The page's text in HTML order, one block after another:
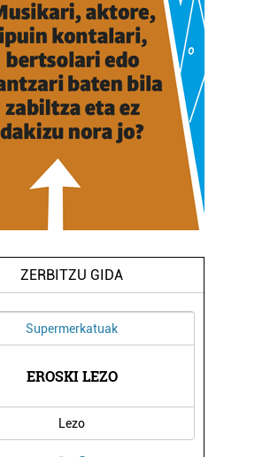
ZERBITZU GIDA
Supermerkatuak
EROSKI LEZO
Lezo